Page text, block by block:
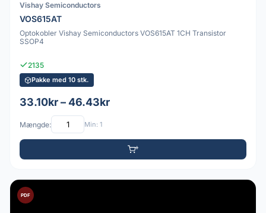
Vishay Semiconductors
VOS615AT
Optokobler Vishay Semiconductors VOS615AT 1CH Transistor
SSOP4
2135
Pakke med 10 stk.
33.10kr – 46.43kr
Mængde: Min: 1
PDF